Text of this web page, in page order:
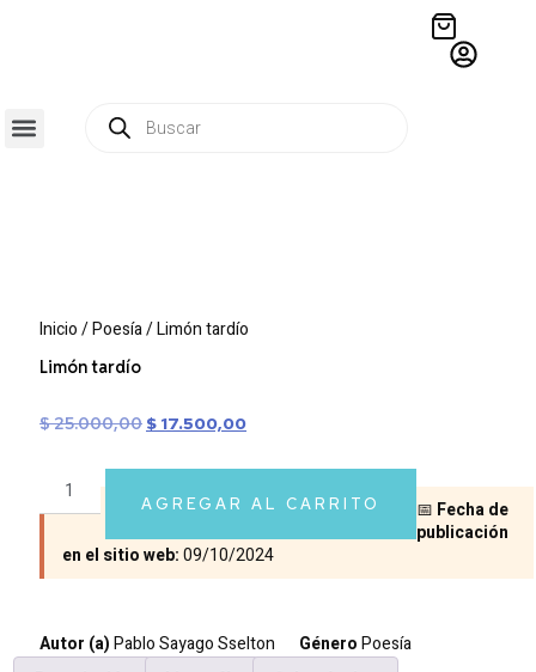
Inicio/Poesía/ Limón tardío
Limón tardío
$25.000,00 $ 17.500,00
AGREGAR AL CARRITO 📅 Fecha de
publicación
en el sitio web:09/10/2024
Autor (a)Pablo Sayago Sselton GéneroPoesía